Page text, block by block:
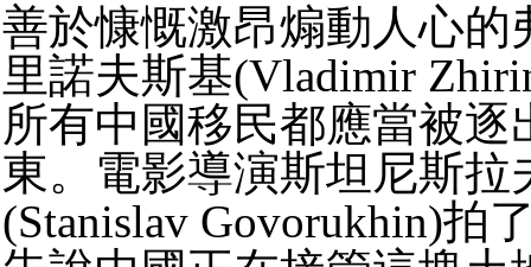
善於慷慨激昂煽動人心的
里諾夫斯基(Vladimir
所有中國移民都應當被逐
東。電影導演斯坦尼斯拉
(Stanislav Govorukhin)拍